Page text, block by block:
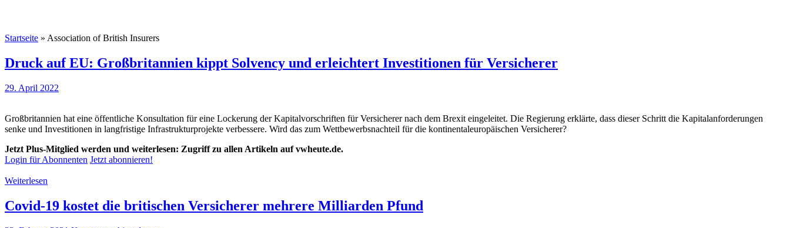
Startseite » Association of British Insurers
Druck auf EU: Großbritannien kippt Solvency und erleichtert Investitionen für Versicherer
29. April 2022
Großbritannien hat eine öffentliche Konsultation für eine Lockerung der Kapitalvorschriften für Versicherer nach dem Brexit eingeleitet. Die Regierung erklärte, dass dieser Schritt die Kapitalanforderungen
senke und Investitionen in langfristige Infrastrukturprojekte verbessere. Wird das zum Wettbewerbsnachteil für die kontinentaleuropäischen Versicherer?
Jetzt Plus-Mitglied werden und weiterlesen: Zugriff zu allen Artikeln auf vwheute.de.
Login für Abonnenten Jetzt abonnieren!
Weiterlesen
Covid-19 kostet die britischen Versicherer mehrere Milliarden Pfund